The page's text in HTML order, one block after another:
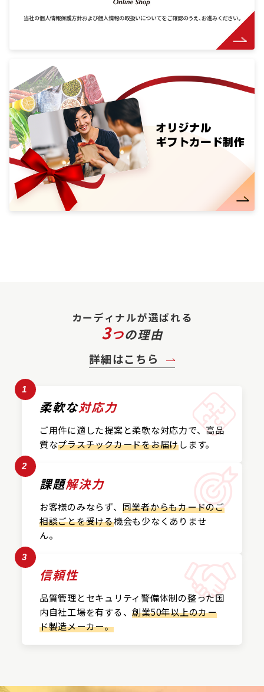
カーディナルが選ばれる
3つの理由
詳細はこちら
1
柔軟な対応力
ご用件に適した提案と柔軟な対応力で、高品
質なプラスチックカードをお届けします。
2
課題解決力
お客様のみならず、 同業者からもカードのご
相談ごとを受ける機会も少なくありませ
ん。
3
信頼性
品質管理とセキュリティ警備体制の整った国
内自社工場を有する、創業50年以上のカー
ド製造メーカー。